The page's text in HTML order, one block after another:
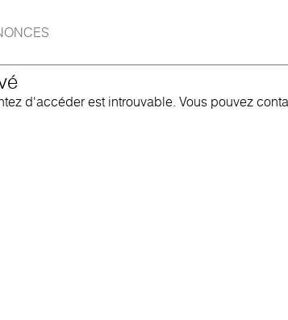
d'accéder est introuvable. Vous pouvez